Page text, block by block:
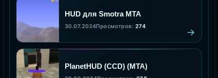
HUD для Smotra MTA
30.07.2024Просмотров: 274
PlanetHUD (CCD) (MTA)